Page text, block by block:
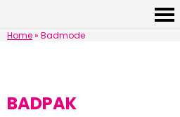
Home» Badmode
BADPAK